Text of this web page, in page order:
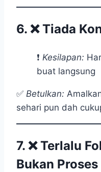
6. ❌Tiada
❗ Kesilapan:
buat langsung
✅ Betulkan:
sehari pun dah
7. ❌Terlalu
Bukan Proses